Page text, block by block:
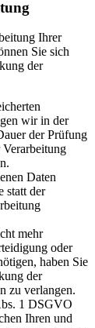
Ihrer
Sie sich
der
wir in der
der Prüfung
Verarbeitung
Daten
statt der
mehr
oder
haben Sie
der
zu verlangen.
1 DSGVO
Ihren und